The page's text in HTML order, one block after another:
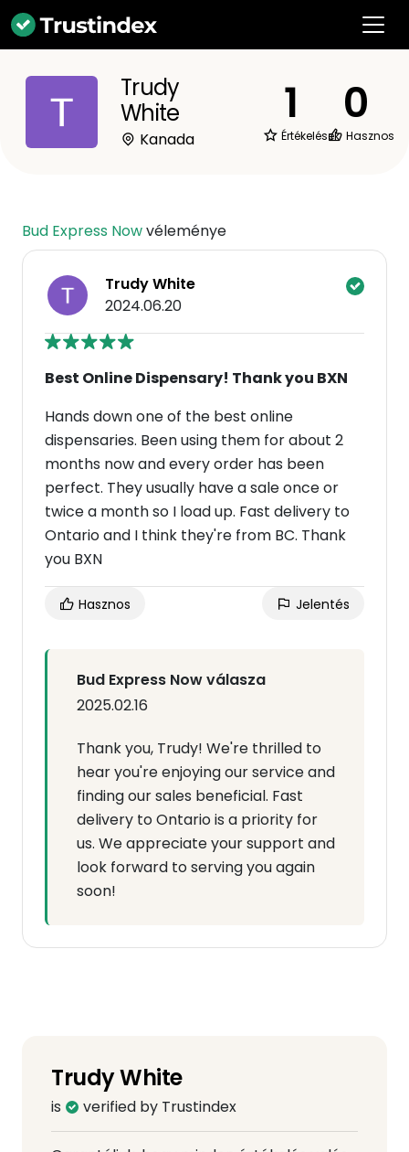
Trudy
White
Kanada
1
Értékelések
0
Hasznos
Bud Express Nowvéleménye
Trudy White
2024.06.20
Best Online Dispensary! Thank you BXN
Hands down one of the best online
dispensaries. Been using them for about 2
months now and every order has been
perfect. They usually have a sale once or
twice a month so I load up. Fast delivery to
Ontario and I think they're from BC. Thank
you BXN
Hasznos Jelentés
Bud Express Now válasza
2025.02.16
Thank you, Trudy! We're thrilled to
hear you're enjoying our service and
finding our sales beneficial. Fast
delivery to Ontario is a priority for
us. We appreciate your support and
look forward to serving you again
soon!
Trudy White
is verified by Trustindex